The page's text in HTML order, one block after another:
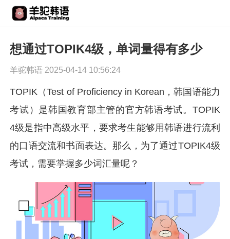
想通过TOPIK4级，单词量得有多少
羊驼韩语 2025-04-14 10:56:24
TOPIK（Test of Proficiency in Korean，韩国语能力
考试）是韩国教育部主管的官方韩语考试。TOPIK
4级是指中高级水平，要求考生能够用韩语进行流利
的口语交流和书面表达。那么，为了通过TOPIK4级
考试，需要掌握多少词汇量呢？